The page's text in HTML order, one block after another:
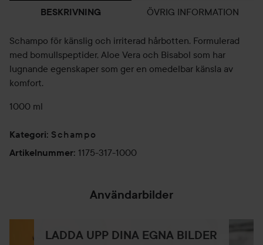
BESKRIVNING ÖVRIG INFORMATION
Schampo för känslig och irriterad hårbotten. Formulerad
med bomullspeptider, Aloe Vera och Bisabol som har
lugnande egenskaper som ger en omedelbar känsla av
komfort.
1000 ml
Kategori: Schampo
Artikelnummer: 1175-317-1000
Användarbilder
LADDA UPP DINA EGNA BILDER